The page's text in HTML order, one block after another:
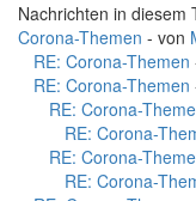
Nachrichten in diesem
Corona-Themen - von
RE: Corona-Themen
RE: Corona-Themen
RE: Corona-
RE: Corona-
RE: Corona-
RE: Corona-